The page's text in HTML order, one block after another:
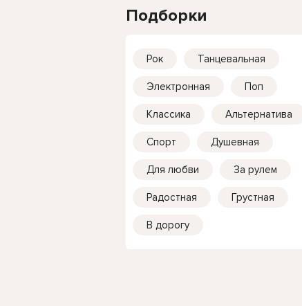
Подборки
Рок Танцевальная
Электронная Поп
Классика Альтернатива
Спорт Душевная
Для любви За рулем
Радостная Грустная
В дорогу